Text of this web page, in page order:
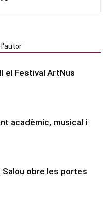
l'autor
el Festival ArtNus
acadèmic, musical i
Salou obre les portes